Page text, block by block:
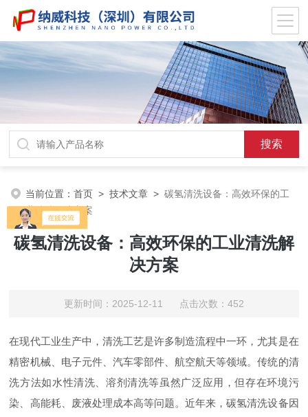
当前位置：首页 >技术文章 >碳氢清洗设备：高效环保的工
业清洗解决方案
碳氢清洗设备：高效环保的工业清洗解
决方案
更新时间：2025-12-11 点击次数：452
在现代工业生产中，清洗工艺是许多制造流程中一环，尤其是在
精密机械、电子元件、汽车零部件、航空航天等领域。传统的清
洗方法如水性清洗、溶剂清洗等虽然广泛应用，但存在环境污
染、高能耗、废液处理成本高等问题。近年来，碳氢清洗设备因